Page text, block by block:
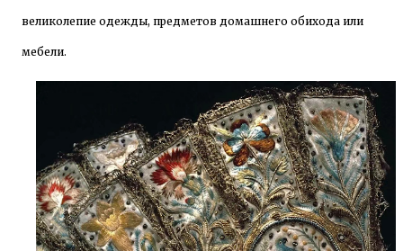
великолепие одежды, предметов домашнего обихода или
мебели.